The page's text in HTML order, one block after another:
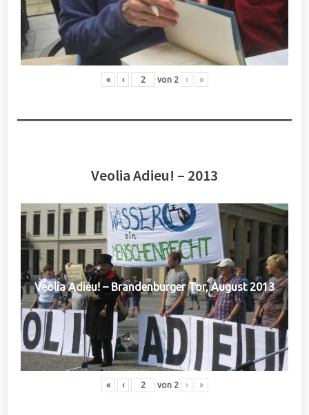
« ‹ von 2 › »
Veolia Adieu! – 2013
Veolia Adieu! – Brandenburger Tor, August 2013
« ‹ von 2 › »